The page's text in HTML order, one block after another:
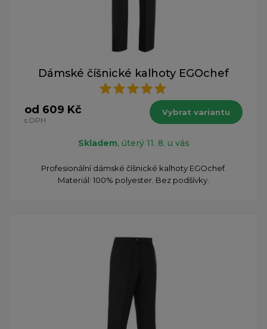
Dámské číšnické kalhoty EGOchef
od 609 Kč
s DPH
Vybrat variantu
Skladem, úterý 11. 8. u vás
Profesionální dámské číšnické kalhoty EGOchef.
Materiál: 100% polyester. Bez podšívky.